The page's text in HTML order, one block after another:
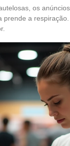
os
a